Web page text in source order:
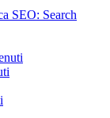
SEO: Search